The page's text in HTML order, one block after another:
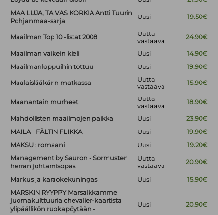
MAA LUJA, TAIVAS KORKIA Antti Tuurin
Pohjanmaa-sarja
Uusi 19.50€
Maailman Top 10 -listat 2008
Uutta
vastaava
24.90€
Maailman vaikein kieli Uusi
14.90€
Maailmanloppuihin tottuu
Uusi 19.90€
Maalaislääkärin matkassa
Uutta
vastaava
15.90€
Maanantain murheet
Uutta
vastaava
18.90€
Mahdollisten maailmojen paikka Uusi
23.90€
MAILA - FÄLTIN FLIKKA
Uusi
19.90€
MAKSU : romaani
Uusi
19.20€
Management by Sauron - Sormusten
herran johtamisopas
Uutta
vastaava
20.90€
Markus ja karaokekuningas Uusi
15.90€
MARSKIN RYYPPY Marsalkkamme
juomakulttuuria chevalier-kaartista
ylipäällikön ruokapöytään -
Uusi 20.90€